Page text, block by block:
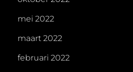
mei 2022
maart 2022
februari 2022